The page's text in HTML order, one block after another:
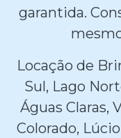
garantida.
Locação de
Sul, Lago
Águas Claras,
Colorado,